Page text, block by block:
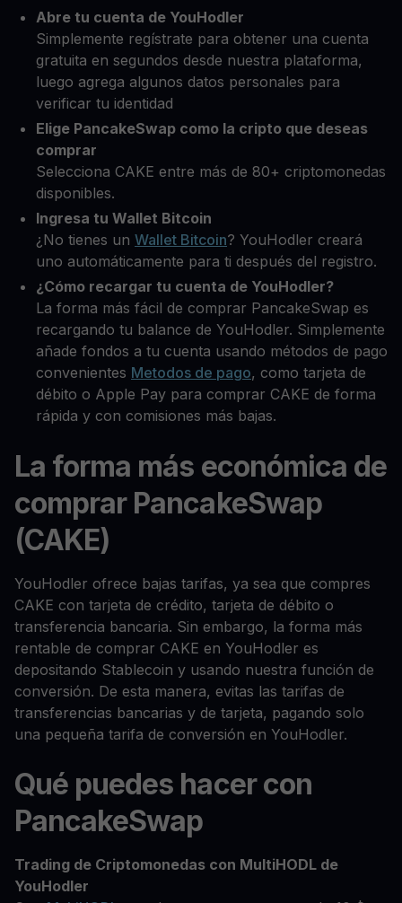
Abre tu cuenta de YouHodler
Simplemente regístrate para obtener una cuenta
gratuita en segundos desde nuestra plataforma,
luego agrega algunos datos personales para
verificar tu identidad
Elige PancakeSwap como la cripto que deseas
comprar
Selecciona CAKE entre más de 80+ criptomonedas
disponibles.
Ingresa tu Wallet Bitcoin
¿No tienes un Wallet Bitcoin? YouHodler creará
uno automáticamente para ti después del registro.
¿Cómo recargar tu cuenta de YouHodler?
La forma más fácil de comprar PancakeSwap es
recargando tu balance de YouHodler. Simplemente
añade fondos a tu cuenta usando métodos de pago
convenientes Metodos de pago, como tarjeta de
débito o Apple Pay para comprar CAKE de forma
rápida y con comisiones más bajas.
La forma más económica de
comprar PancakeSwap
(CAKE)
YouHodler ofrece bajas tarifas, ya sea que compres
CAKE con tarjeta de crédito, tarjeta de débito o
transferencia bancaria. Sin embargo, la forma más
rentable de comprar CAKE en YouHodler es
depositando Stablecoin y usando nuestra función de
conversión. De esta manera, evitas las tarifas de
transferencias bancarias y de tarjeta, pagando solo
una pequeña tarifa de conversión en YouHodler.
Qué puedes hacer con
PancakeSwap
Trading de Criptomonedas con MultiHODL de
YouHodler